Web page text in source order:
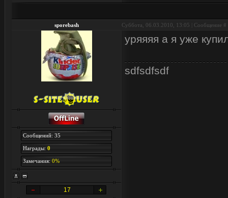
sporebash Суббота, 06.03.2010, 13:05 | Сообщение #
Сообщений: 35
Награды: 0
Замечания: 0%
17
уряяяя а я уже
sdfsdfsdf